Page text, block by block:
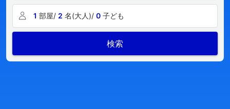
1 部屋/ 2 名(大人)/ 0 子ども
検索